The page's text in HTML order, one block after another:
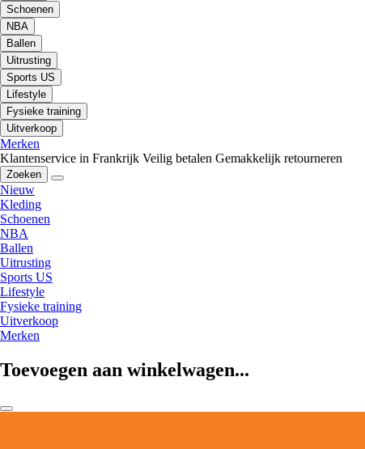
Schoenen
NBA
Ballen
Uitrusting
Sports US
Lifestyle
Fysieke training
Uitverkoop
Merken
Klantenservice in Frankrijk Veilig betalen Gemakkelijk retourneren
Zoeken
Nieuw
Kleding
Schoenen
NBA
Ballen
Uitrusting
Sports US
Lifestyle
Fysieke training
Uitverkoop
Merken
Toevoegen aan winkelwagen...